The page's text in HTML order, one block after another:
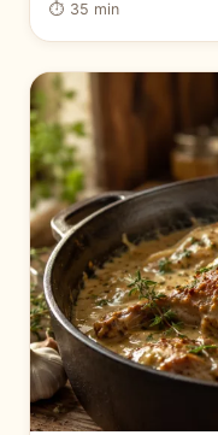
⏱ 35 min